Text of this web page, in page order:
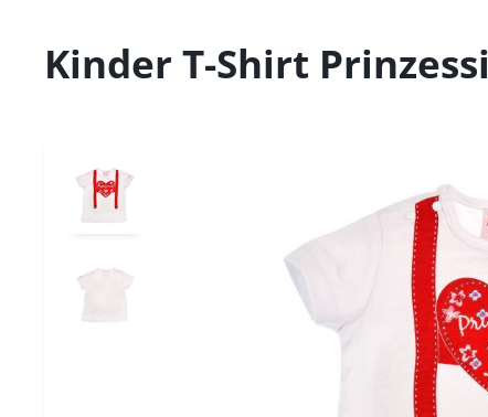
Kinder T-Shirt